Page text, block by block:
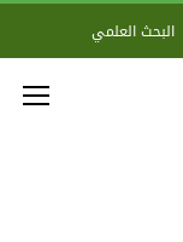
البحث العلمي